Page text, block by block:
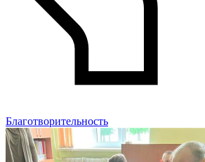
Благотворительность